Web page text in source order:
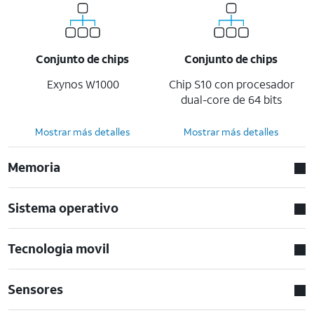
Conjunto de chips
Exynos W1000
Conjunto de chips
Chip S10 con procesador
dual-core de 64 bits
Mostrar más detalles Mostrar más detalles
Memoria
Sistema operativo
Tecnologia movil
Sensores